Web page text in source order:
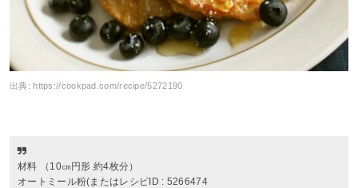
出典:https://cookpad.com/recipe/5272190
材料 （10㎝円形 約4枚分）
オートミール粉(またはレシピID : 5266474